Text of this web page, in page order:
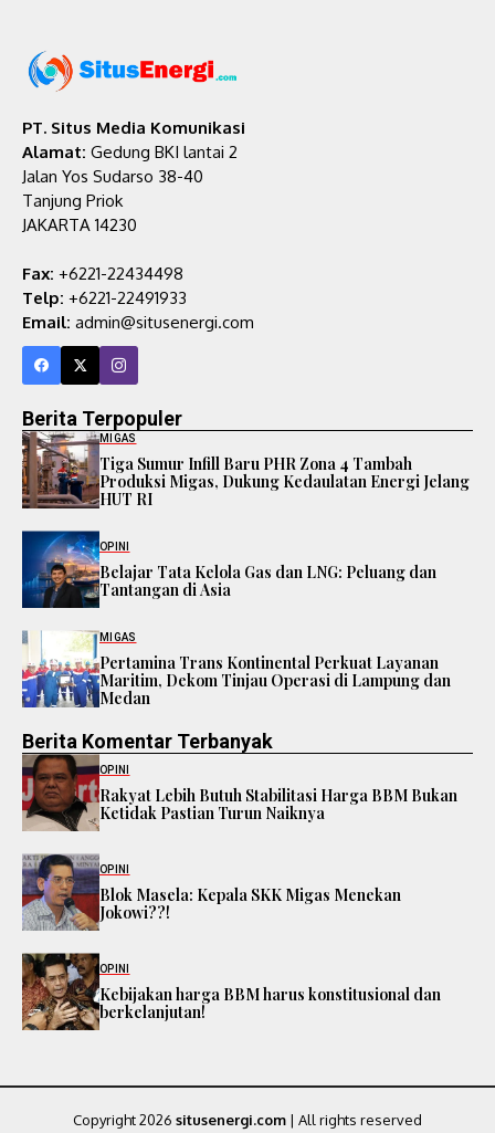
PT. Situs Media Komunikasi
Alamat: Gedung BKI lantai 2
Jalan Yos Sudarso 38-40
Tanjung Priok
JAKARTA 14230
Fax: +6221-22434498
Telp: +6221-22491933
Email: admin@situsenergi.com
Berita Terpopuler
MIGAS
Tiga Sumur Infill Baru PHR Zona 4 Tambah
Produksi Migas, Dukung Kedaulatan Energi Jelang
HUT RI
OPINI
Belajar Tata Kelola Gas dan LNG: Peluang dan
Tantangan di Asia
MIGAS
Pertamina Trans Kontinental Perkuat Layanan
Maritim, Dekom Tinjau Operasi di Lampung dan
Medan
Berita Komentar Terbanyak
OPINI
Rakyat Lebih Butuh Stabilitasi Harga BBM Bukan
Ketidak Pastian Turun Naiknya
OPINI
Blok Masela: Kepala SKK Migas Menekan
Jokowi??!
OPINI
Kebijakan harga BBM harus konstitusional dan
berkelanjutan!
Copyright 2026 situsenergi.com | All rights reserved